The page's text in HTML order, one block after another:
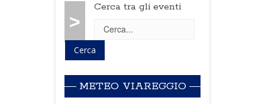
>
Cerca tra gli eventi
METEO VIAREGGIO